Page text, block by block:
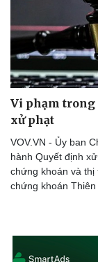
Thể thao
Bóng đá
Lịch thi đấu bóng
Thế giới thể thao
eSports
Vi phạm
xử phạt
VOV.VN - Ủy ban
hành Quyết định
chứng khoán và
chứng khoán